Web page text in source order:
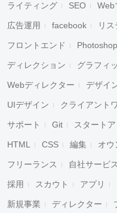
ライティング SEO Web
広告運用 facebook リ
フロントエンド Photoshop
ディレクション グラフィ
Webディレクター デザイ
UIデザイン クライアント
サポート Git スタート
HTML CSS 編集 オウ
フリーランス 自社サービス
採用 スカウト アプリ
新規事業 ディレクター